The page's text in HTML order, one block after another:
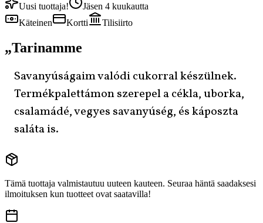
Uusi tuottaja!
Jäsen 4 kuukautta
Käteinen
Kortti Tilisiirto
„Tarinamme
Savanyúságaim valódi cukorral készülnek.
Termékpalettámon szerepel a cékla, uborka,
csalamádé, vegyes savanyúség, és káposzta
saláta is.
Tämä tuottaja valmistautuu uuteen kauteen. Seuraa häntä saadaksesi
ilmoituksen kun tuotteet ovat saatavilla!